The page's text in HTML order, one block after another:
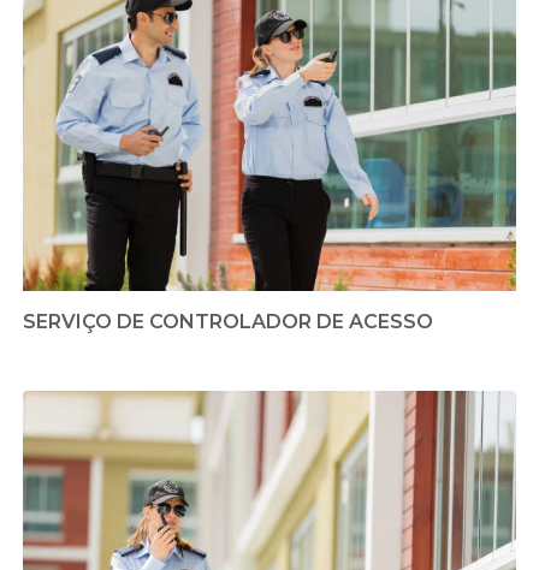
SERVIÇO DE CONTROLADOR DE ACESSO